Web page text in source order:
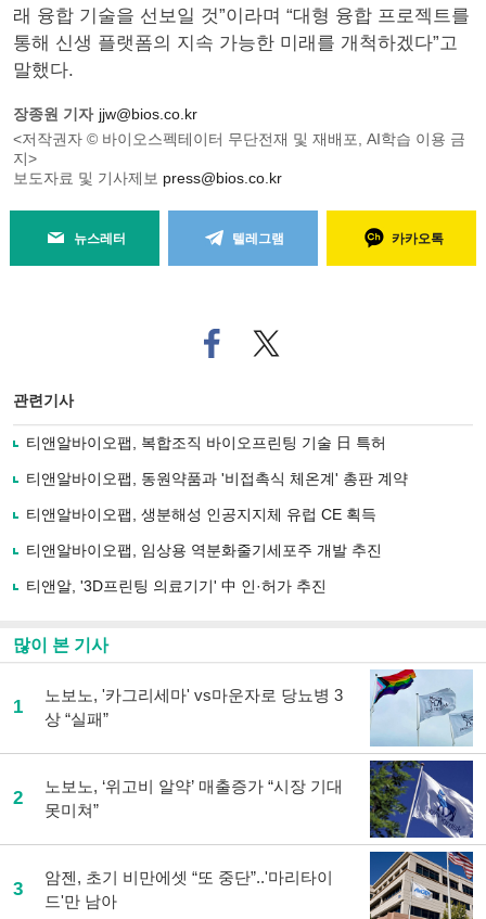
래 융합 기술을 선보일 것”이라며 “대형 융합 프로젝트를
통해 신생 플랫폼의 지속 가능한 미래를 개척하겠다”고
말했다.
장종원 기자 jjw@bios.co.kr
<저작권자 © 바이오스펙테이터 무단전재 및 재배포, AI학습 이용 금
지>
보도자료 및 기사제보 press@bios.co.kr
뉴스레터 텔레그램 카카오톡
페
이
로
기
사
유
기
트위
터로
관련기사
티앤알바이오팹, 복합조직 바이오프린팅 기술 日 특허
티앤알바이오팹, 동원약품과 '비접촉식 체온계' 총판 계약
티앤알바이오팹, 생분해성 인공지지체 유럽 CE 획득
티앤알바이오팹, 임상용 역분화줄기세포주 개발 추진
티앤알, '3D프린팅 의료기기' 中 인·허가 추진
많이 본 기사
1
노보노, '카그리세마' vs마운자로 당뇨병 3
상 “실패”
2
노보노, ‘위고비 알약’ 매출증가 “시장 기대
못미쳐”
3
암젠, 초기 비만에셋 “또 중단”..'마리타이
드'만 남아